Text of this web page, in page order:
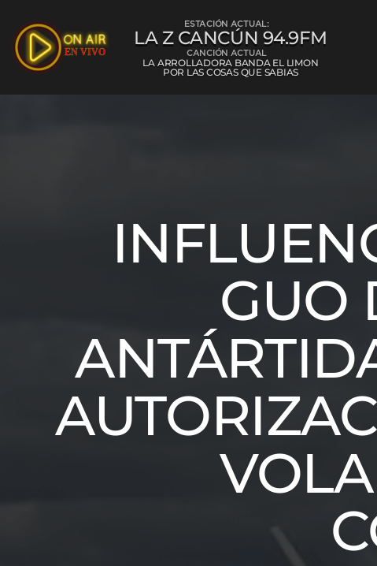
ESTACIÓN ACTUAL:
LA Z CANCÚN 94.9FM
CANCIÓN ACTUAL
LA ARROLLADORA BANDA EL LIMON
POR LAS COSAS QUE SABIAS
GUO